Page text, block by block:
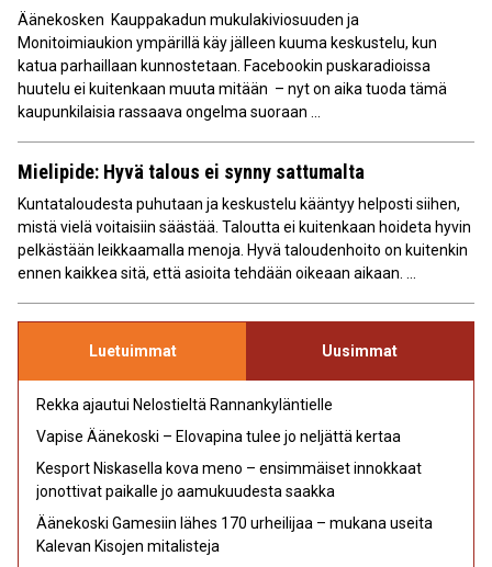
Äänekosken Kauppakadun mukulakiviosuuden ja
Monitoimiaukion ympärillä käy jälleen kuuma keskustelu, kun
katua parhaillaan kunnostetaan. Facebookin puskaradioissa
huutelu ei kuitenkaan muuta mitään – nyt on aika tuoda tämä
kaupunkilaisia rassaava ongelma suoraan ...
Mielipide: Hyvä talous ei synny sattumalta
Kuntataloudesta puhutaan ja keskustelu kääntyy helposti siihen,
mistä vielä voitaisiin säästää. Taloutta ei kuitenkaan hoideta hyvin
pelkästään leikkaamalla menoja. Hyvä taloudenhoito on kuitenkin
ennen kaikkea sitä, että asioita tehdään oikeaan aikaan. ...
Luetuimmat Uusimmat
Rekka ajautui Nelostieltä Rannankyläntielle
Vapise Äänekoski – Elovapina tulee jo neljättä kertaa
Kesport Niskasella kova meno – ensimmäiset innokkaat
jonottivat paikalle jo aamukuudesta saakka
Äänekoski Gamesiin lähes 170 urheilijaa – mukana useita
Kalevan Kisojen mitalisteja